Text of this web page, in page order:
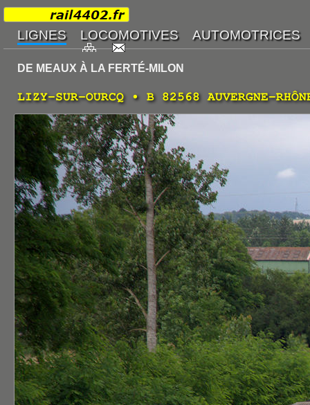
DE MEAUX À LA FERTÉ-MILON
LIZY-SUR-OURCQ • B 82568 AUVERGNE-